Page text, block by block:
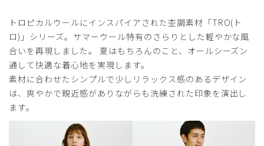
役に立った 0
まさし様
2025-08-31
181-185cm 71-75kg
半袖袖部分の折り返しの色が気に入りました。
トロピカルウールにインスパイアされた杢調素材「TRO(ト
ロ)」シリーズ。サマーウール特有のさらりとした軽やかな風
合いを再現しました。 夏はもちろんのこと、オールシーズン
通して快適な着心地を実現します。
素材に合わせたシンプルで少しリラックス感のあるデザイン
は、爽やかで親近感がありながらも洗練された印象を演出し
ます。